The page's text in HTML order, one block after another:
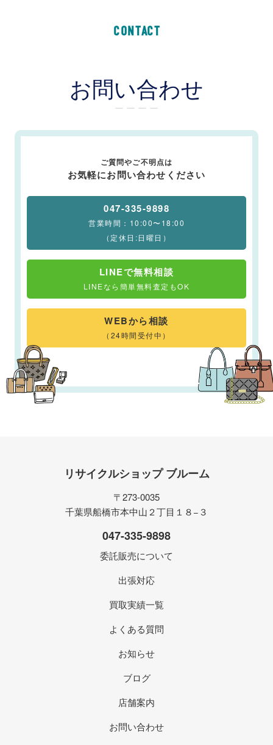
CONTACT
お問い合わせ
ー ー ー ー
ご質問やご不明点は
お気軽にお問い合わせください
047-335-9898
営業時間：10:00〜18:00
（定休日:日曜日）
LINEで無料相談
LINEなら簡単無料査定もOK
WEBから相談
（24時間受付中）
リサイクルショップ ブルーム
〒273-0035
千葉県船橋市本中山２丁目１８−３
047-335-9898
委託販売について
出張対応
買取実績一覧
よくある質問
お知らせ
ブログ
店舗案内
お問い合わせ